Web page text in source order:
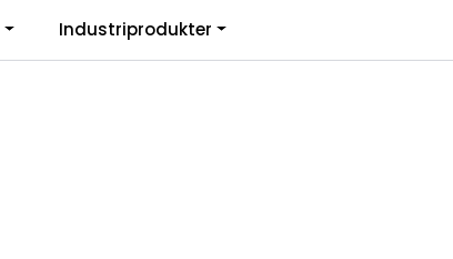
Informasjon Favoritter
Industriprodukter